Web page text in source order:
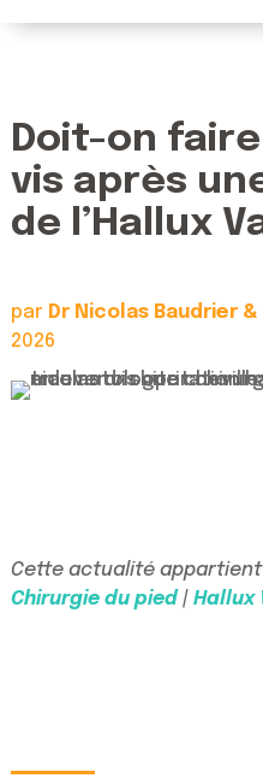
Doit-on
vis après
de l’Hallux
par Dr Nicolas Baudrier
2026
Cette actualité
Chirurgie du pied| Hallux